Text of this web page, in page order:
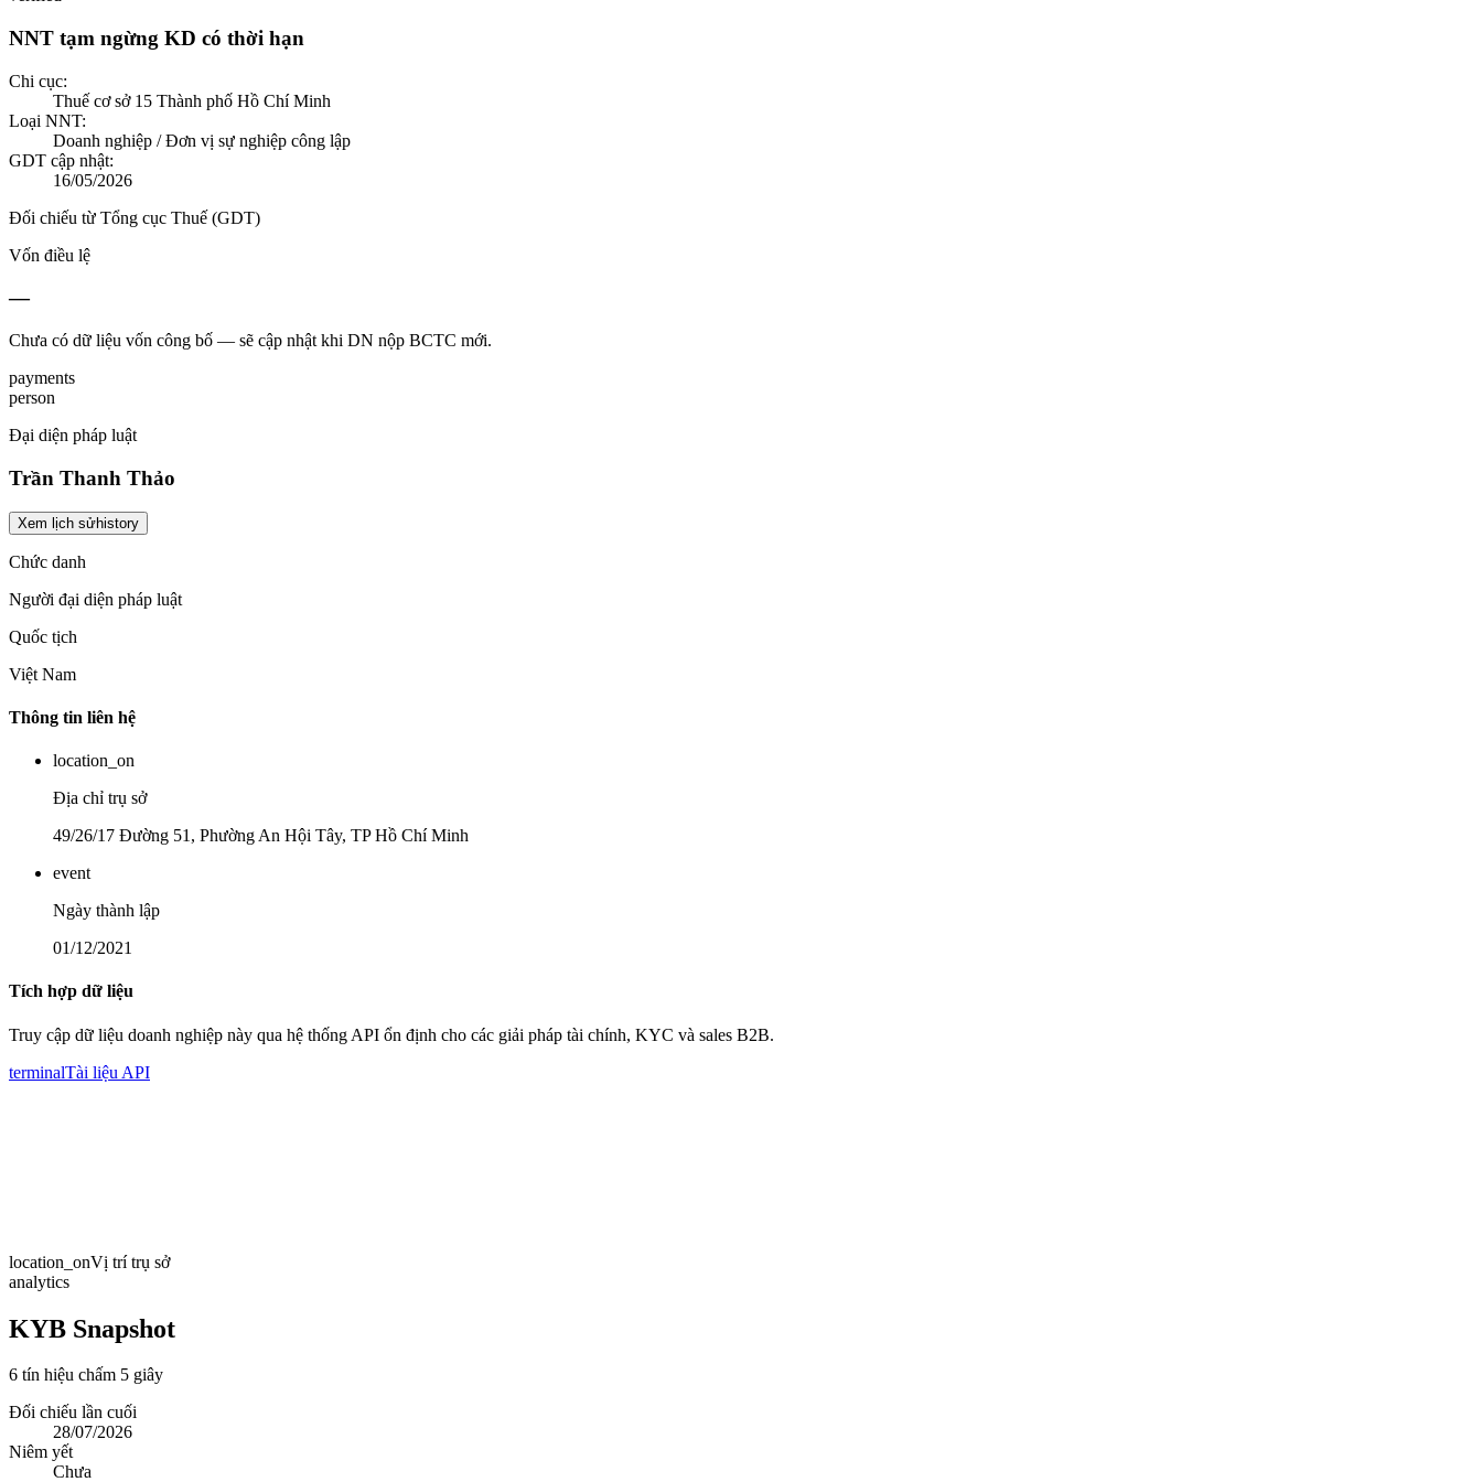
NNT tạm ngừng KD có thời hạn
Chi cục:
Thuế cơ sở 15 Thành phố Hồ Chí Minh
Loại NNT:
Doanh nghiệp / Đơn vị sự nghiệp công lập
GDT cập nhật:
16/05/2026
Đối chiếu từ Tổng cục Thuế (GDT)
Vốn điều lệ
—
Chưa có dữ liệu vốn công bố — sẽ cập nhật khi DN nộp BCTC mới.
payments
person
Đại diện pháp luật
Trần Thanh Thảo
Xem lịch sửhistory
Chức danh
Người đại diện pháp luật
Quốc tịch
Việt Nam
Thông tin liên hệ
location_on
Địa chỉ trụ sở
49/26/17 Đường 51, Phường An Hội Tây, TP Hồ Chí Minh
event
Ngày thành lập
01/12/2021
Tích hợp dữ liệu
Truy cập dữ liệu doanh nghiệp này qua hệ thống API ổn định cho các giải pháp tài chính, KYC và sales B2B.
terminalTài liệu API
location_onVị trí trụ sở
analytics
KYB Snapshot
6 tín hiệu chấm 5 giây
Đối chiếu lần cuối
28/07/2026
Niêm yết
Chưa